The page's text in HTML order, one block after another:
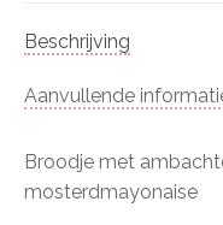
Beschrijving
Aanvullende
Broodje met
mosterdmayonaise